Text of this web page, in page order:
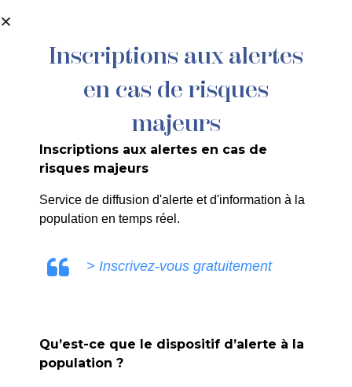
principal
064/2024 : AB FACADES – rue et
impasse de l’Eglise – Ravalement
ULE0V
PRÉCÉDENT
Inscriptions aux alertes
en cas de risques
majeurs
Inscriptions aux alertes en cas de
risques majeurs
Service de diffusion d'alerte et d'information à la
population en temps réel.
> Inscrivez-vous gratuitement
Qu’est-ce que le dispositif d’alerte à la
population ?